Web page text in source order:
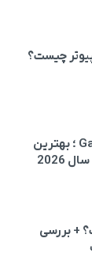
چیست؟
بررسی Galaxy Z Fold8 Ultra ؛ بهترین
+ بررسی